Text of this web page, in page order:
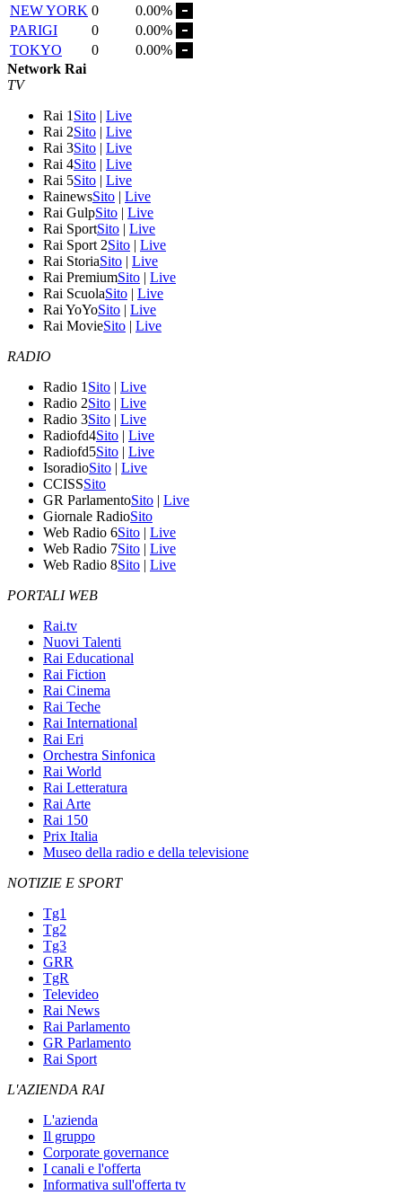
NEW YORK 0
0.00%
PARIGI
0
0.00%
TOKYO
0
0.00%
Network Rai
TV
Rai 1 Sito | Live
Rai 2Sito | Live
Rai 3Sito | Live
Rai 4Sito | Live
Rai 5Sito | Live
RainewsSito | Live
Rai GulpSito | Live
Rai SportSito | Live
Rai Sport 2Sito | Live
Rai StoriaSito | Live
Rai PremiumSito | Live
Rai ScuolaSito | Live
Rai YoYoSito | Live
Rai MovieSito | Live
RADIO
Radio 1 Sito | Live
Radio 2Sito | Live
Radio 3Sito | Live
Radiofd4Sito | Live
Radiofd5Sito | Live
IsoradioSito | Live
CCISSSito
GR ParlamentoSito | Live
Giornale RadioSito
Web Radio 6Sito | Live
Web Radio 7Sito | Live
Web Radio 8Sito | Live
PORTALI WEB
Rai.tv
Nuovi Talenti
Rai Educational
Rai Fiction
Rai Cinema
Rai Teche
Rai International
Rai Eri
Orchestra Sinfonica
Rai World
Rai Letteratura
Rai Arte
Rai 150
Prix Italia
Museo della radio e della televisione
NOTIZIE E SPORT
Tg1
Tg2
Tg3
GRR
TgR
Televideo
Rai News
Rai Parlamento
GR Parlamento
Rai Sport
L'AZIENDA RAI
L'azienda
Il gruppo
Corporate governance
I canali e l'offerta
Informativa sull'offerta tv